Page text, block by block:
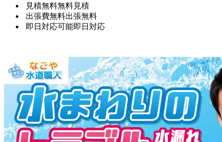
見積無料無料見積
出張費無料出張無料
即日対応可能即日対応